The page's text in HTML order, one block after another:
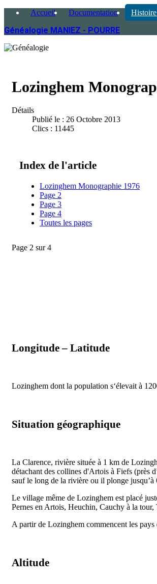
Accueil Documentation
Généalogie MANIEZ - POURRE
Lozinghem
Détails
Publié le : 26 Octobre 2013
Clics : 11445
Index de l'article
Lozinghem Monographie 1976
Page 2
Page 3
Page 4
Toutes les pages
Page 2 sur 4
Longitude – Latitude
Lozinghem dont la population s‘élevait à
Situation géographique
La Clarence, rivière située à 1 km de
détachant des collines d'Artois à Fiefs (près
sauf le long de la rivière ou il plonge jusqu’à
Le village même de Lozinghem est placé
Pernes en Artois, Heuchin, Cauchy à la tour,
A partir de Lozinghem commencent les
Altitude